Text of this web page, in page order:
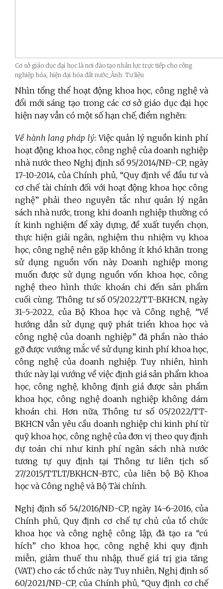
Cơ sở giáo dục đại học là nơi đào tạo nhân lực trực tiếp cho công
nghiệp hóa, hiện đại hóa đất nước_Ảnh: Tư liệu
Nhìn tổng thể hoạt động khoa học, công nghệ và
đổi mới sáng tạo trong các cơ sở giáo dục đại học
hiện nay vẫn có một số hạn chế, điểm nghẽn:
Về hành lang pháp lý:Việc quản lý nguồn kinh phí
hoạt động khoa học, công nghệ của doanh nghiệp
nhà nước theo Nghị định số 95/2014/NĐ-CP, ngày
17-10-2014, của Chính phủ, “Quy định về đầu tư và
cơ chế tài chính đối với hoạt động khoa học công
nghệ” phải theo nguyên tắc như quản lý ngân
sách nhà nước, trong khi doanh nghiệp thường có
ít kinh nghiệm để xây dựng, đề xuất tuyển chọn,
thực hiện giải ngân, nghiệm thu nhiệm vụ khoa
học, công nghệ nên gặp không ít khó khăn trong
sử dụng nguồn vốn này. Doanh nghiệp mong
muốn được sử dụng nguồn vốn khoa học, công
nghệ theo hình thức khoán chi đến sản phẩm
cuối cùng. Thông tư số 05/2022/TT-BKHCN, ngày
31-5-2022, của Bộ Khoa học và Công nghệ, “Về
hướng dẫn sử dụng quỹ phát triển khoa học và
công nghệ của doanh nghiệp” đã phần nào tháo
gỡ được vướng mắc về sử dụng kinh phí khoa học,
công nghệ của doanh nghiệp. Tuy nhiên, hình
thức này lại vướng về việc định giá sản phẩm khoa
học, công nghệ, không định giá được sản phẩm
khoa học, công nghệ doanh nghiệp không dám
khoán chi. Hơn nữa, Thông tư số 05/2022/TT-
BKHCN vẫn yêu cầu doanh nghiệp chi kinh phí từ
quỹ khoa học, công nghệ của đơn vị theo quy định
dự toán chi như kinh phí ngân sách nhà nước
tương tự quy định tại Thông tư liên tịch số
27/2015/TTLT/BKHCN-BTC, của liên bộ Bộ Khoa
học và Công nghệ và Bộ Tài chính.
Nghị định số 54/2016/NĐ-CP, ngày 14-6-2016, của
Chính phủ, Quy định cơ chế tự chủ của tổ chức
khoa học và công nghệ công lập, đã tạo ra “cú
hích” cho khoa học, công nghệ khi quy định
miễn, giảm thuế thu nhập, thuế giá trị gia tăng
(VAT) cho các tổ chức này. Tuy nhiên, Nghị định số
60/2021/NĐ-CP, của Chính phủ, “Quy định cơ chế